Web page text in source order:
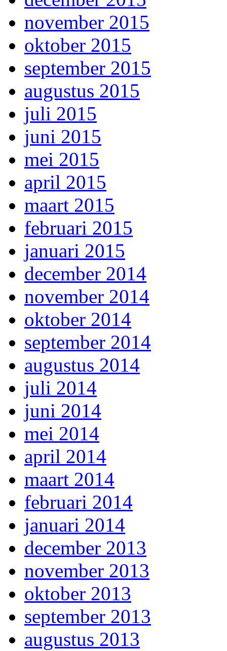
november 2015
oktober 2015
september 2015
augustus 2015
juli 2015
juni 2015
mei 2015
april 2015
maart 2015
februari 2015
januari 2015
december 2014
november 2014
oktober 2014
september 2014
augustus 2014
juli 2014
juni 2014
mei 2014
april 2014
maart 2014
februari 2014
januari 2014
december 2013
november 2013
oktober 2013
september 2013
augustus 2013